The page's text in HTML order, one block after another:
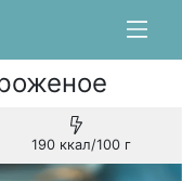
190 ккал/100 г